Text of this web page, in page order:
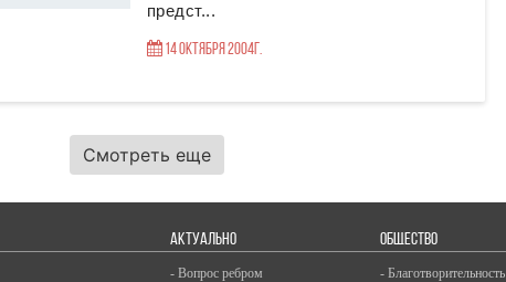
предст...
14 Октября 2004г.
Смотреть еще
АКТУАЛЬНО
- Вопрос ребром
ОБЩЕСТВО
- Благотворительность